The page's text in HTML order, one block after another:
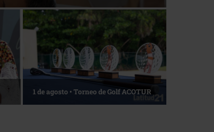
1 de agosto • Torneo de Golf ACOTUR